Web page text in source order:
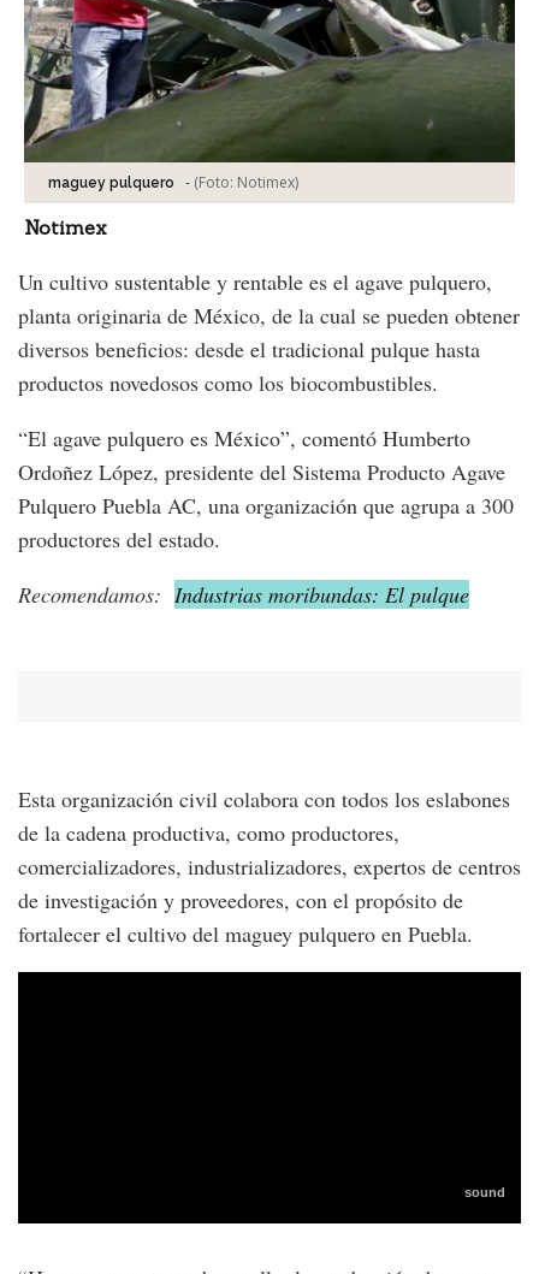
maguey pulquero - (Foto: Notimex)
Notimex
Un cultivo sustentable y rentable es el agave pulquero,
planta originaria de México, de la cual se pueden obtener
diversos beneficios: desde el tradicional pulque hasta
productos novedosos como los biocombustibles.
“El agave pulquero es México”, comentó Humberto
Ordoñez López, presidente del Sistema Producto Agave
Pulquero Puebla AC, una organización que agrupa a 300
productores del estado.
Recomendamos: Industrias moribundas: El pulque
Esta organización civil colabora con todos los eslabones
de la cadena productiva, como productores,
comercializadores, industrializadores, expertos de centros
de investigación y proveedores, con el propósito de
fortalecer el cultivo del maguey pulquero en Puebla.